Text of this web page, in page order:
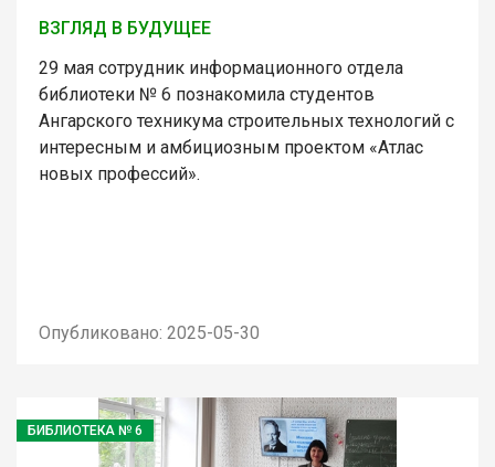
ВЗГЛЯД В БУДУЩЕЕ
29 мая сотрудник информационного отдела
библиотеки № 6 познакомила студентов
Ангарского техникума строительных технологий с
интересным и амбициозным проектом «Атлас
новых профессий».
Опубликовано: 2025-05-30
БИБЛИОТЕКА № 6